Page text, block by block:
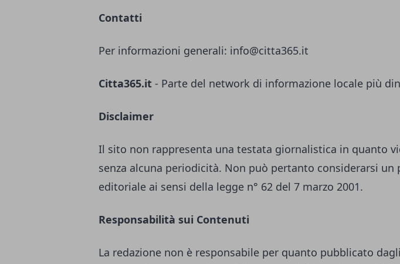
Contatti
Per informazioni generali: info@citta365.it
Citta365.it - Parte del network di informazione locale più
Disclaimer
Il sito non rappresenta una testata giornalistica in quanto
senza alcuna periodicità. Non può pertanto considerarsi un
editoriale ai sensi della legge n° 62 del 7 marzo 2001.
Responsabilità sui Contenuti
La redazione non è responsabile per quanto pubblicato